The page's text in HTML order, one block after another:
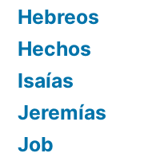
Hebreos
Hechos
Isaías
Jeremías
Job